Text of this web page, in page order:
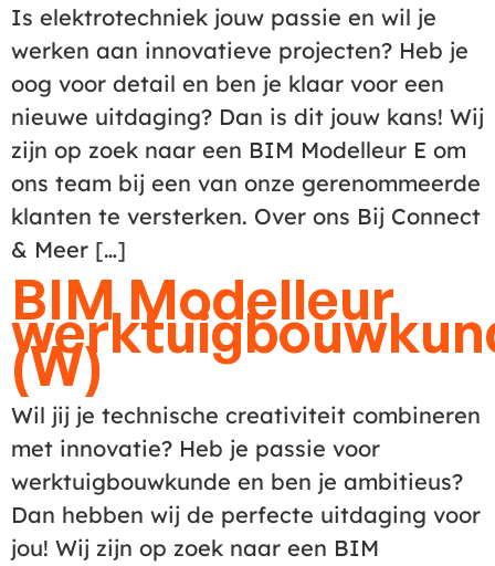
Is elektrotechniek jouw passie en wil je
werken aan innovatieve projecten? Heb je
oog voor detail en ben je klaar voor een
nieuwe uitdaging? Dan is dit jouw kans! Wij
zijn op zoek naar een BIM Modelleur E om
ons team bij een van onze gerenommeerde
klanten te versterken. Over ons Bij Connect
& Meer […]
BIM Modelleur
(W)
Wil jij je technische creativiteit combineren
met innovatie? Heb je passie voor
werktuigbouwkunde en ben je ambitieus?
Dan hebben wij de perfecte uitdaging voor
jou! Wij zijn op zoek naar een BIM